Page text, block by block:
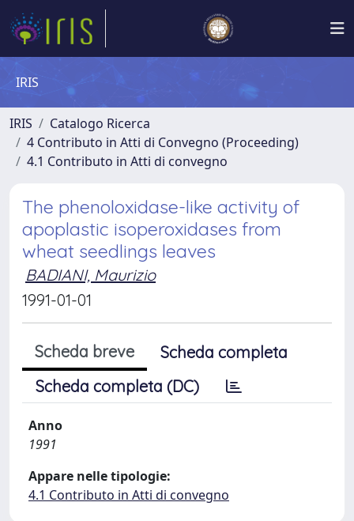
IRIS
IRIS
Catalogo Ricerca
4 Contributo in Atti di Convegno (Proceeding)
4.1 Contributo in Atti di convegno
The phenoloxidase-like activity of
apoplastic isoperoxidases from
wheat seedlings leaves
BADIANI, Maurizio
1991-01-01
Scheda breve
Scheda completa
Scheda completa (DC)
Anno
1991
Appare nelle tipologie:
4.1 Contributo in Atti di convegno